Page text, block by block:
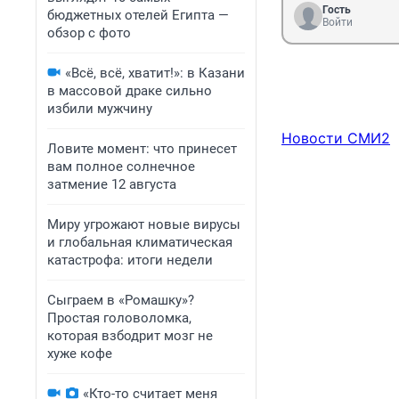
бюджетных отелей Египта —
обзор с фото
«Всё, всё, хватит!»: в Казани
в массовой драке сильно
избили мужчину
Ловите момент: что принесет
вам полное солнечное
затмение 12 августа
Миру угрожают новые вирусы
и глобальная климатическая
катастрофа: итоги недели
Сыграем в «Ромашку»?
Простая головоломка,
которая взбодрит мозг не
хуже кофе
«Кто-то считает меня
Гость
Войти
Новости СМИ2